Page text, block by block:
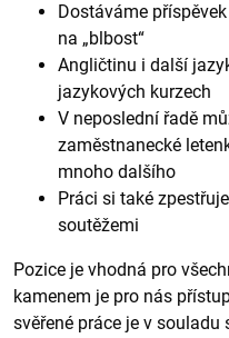
Dostáváme
na „blbost“
Angličtinu i další
jazykových kurzech
V neposlední řadě
zaměstnanecké
mnoho dalšího
Práci si také
soutěžemi
Pozice je vhodná pro
kamenem je pro nás
svěřené práce je v